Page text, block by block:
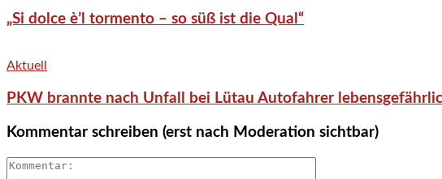
„Si dolce è’l tormento – so süß ist die Qual“
Aktuell
PKW brannte nach Unfall bei Lütau Autofahrer
Kommentar schreiben (erst nach Moderation sichtbar)